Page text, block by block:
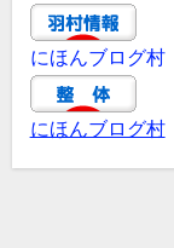
にほんブログ村
にほんブログ村